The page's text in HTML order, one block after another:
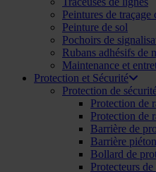
Peintures de traçage
Peinture de sol
Pochoirs de
Rubans adhésifs de
Maintenance et
Protection et Sécurité
Protection de
Protection de
Protection de
Barrière de
Barrière
Bollard de
Protecteurs